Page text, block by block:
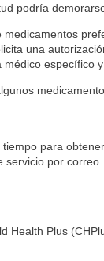
podría
una
específico y
para
por correo.
Plus